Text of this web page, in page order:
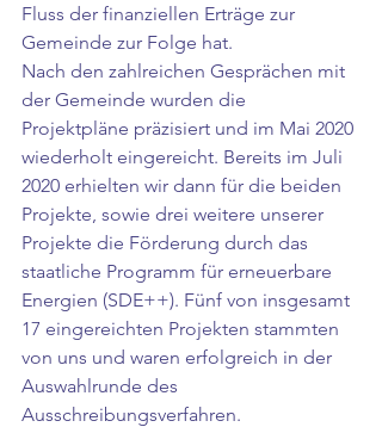
Fluss der finanziellen Erträge zur
Gemeinde zur Folge hat.
Nach den zahlreichen Gesprächen mit
der Gemeinde wurden die
Projektpläne präzisiert und im Mai 2020
wiederholt eingereicht. Bereits im Juli
2020 erhielten wir dann für die beiden
Projekte, sowie drei weitere unserer
Projekte die Förderung durch das
staatliche Programm für erneuerbare
Energien (SDE++). Fünf von insgesamt
17 eingereichten Projekten stammten
von uns und waren erfolgreich in der
Auswahlrunde des
Ausschreibungsverfahren.